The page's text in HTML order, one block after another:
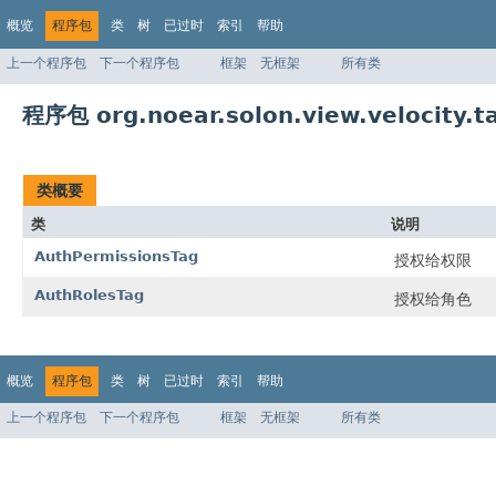
概览 程序包 类 树 已过时 索引 帮助
上一个程序包 下一个程序包 框架 无框架 所有类
程序包
类概要
类
说明
AuthPermissionsTag
授权给权限
AuthRolesTag 授权给角色
概览 程序包 类 树 已过时 索引 帮助
上一个程序包 下一个程序包 框架 无框架 所有类